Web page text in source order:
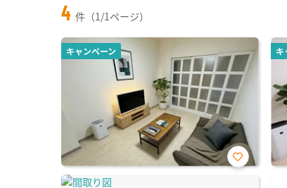
4 件（1/1ページ）
キャンペーン
お気
キ